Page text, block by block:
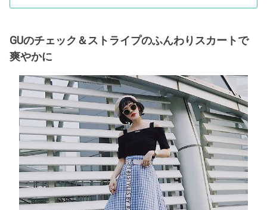
GUのチェック＆ストライプのふんわりスカートで
爽やかに